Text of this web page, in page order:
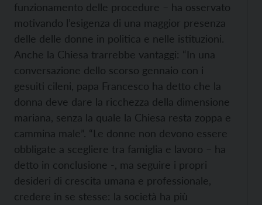
funzionamento delle procedure – ha osservato
motivando l’esigenza di una maggior presenza
delle delle donne in politica e nelle istituzioni.
Anche la Chiesa trarrebbe vantaggi: “In una
conversazione dello scorso gennaio con i
gesuiti cileni, papa Francesco ha detto che la
donna deve dare la ricchezza della dimensione
mariana, senza la quale la Chiesa resta zoppa e
cammina male”. “Le donne non devono essere
obbligate a scegliere tra famiglia e lavoro – ha
detto in conclusione -, ma seguire i propri
desideri di crescita umana e professionale,
credere in se stesse: la società ha più